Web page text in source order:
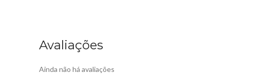
Avaliações
Ainda não há avaliações